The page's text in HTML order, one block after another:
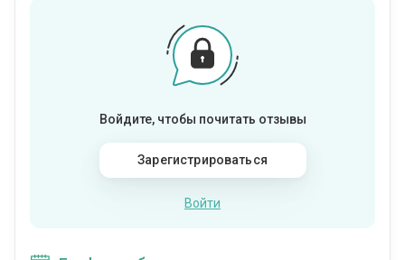
Войдите, чтобы почитать отзывы
Зарегистрироваться
Войти